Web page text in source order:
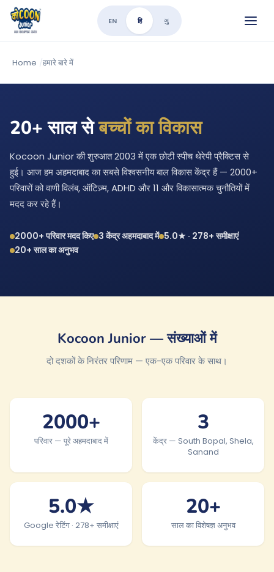
EN हि ગુ
Home /हमारे बारे में
20+ साल सेबच्चों का विकास
Kocoon Junior की शुरुआत 2003 में एक छोटी स्पीच थेरेपी प्रैक्टिस से
हुई। आज हम अहमदाबाद का सबसे विश्वसनीय बाल विकास केंद्र हैं — 2000+
परिवारों को वाणी विलंब, ऑटिज़्म, ADHD और 11 और विकासात्मक चुनौतियों में
मदद कर रहे हैं।
2000+ परिवार मदद किए 3 केंद्र अहमदाबाद में 5.0★ · 278+ समीक्षाएं
20+ साल का अनुभव
Kocoon Junior — संख्याओं में
दो दशकों के निरंतर परिणाम — एक-एक परिवार के साथ।
2000+
परिवार — पूरे अहमदाबाद में
3
केंद्र — South Bopal, Shela,
Sanand
5.0★
Google रेटिंग · 278+ समीक्षाएं
20+
साल का विशेषज्ञ अनुभव